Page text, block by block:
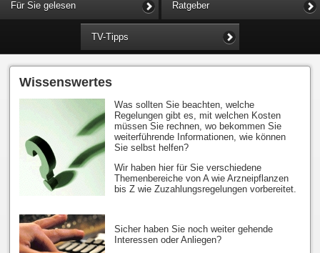
Für Sie gelesen Ratgeber
TV-Tipps
Wissenswertes
Was sollten Sie beachten, welche
Regelungen gibt es, mit welchen Kosten
müssen Sie rechnen, wo bekommen Sie
weiterführende Informationen, wie können
Sie selbst helfen?
Wir haben hier für Sie verschiedene
Themenbereiche von A wie Arzneipflanzen
bis Z wie Zuzahlungsregelungen vorbereitet.
Sicher haben Sie noch weiter gehende
Interessen oder Anliegen?